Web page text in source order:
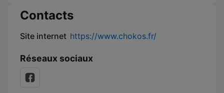
Contacts
Site internet https://www.chokos.fr/
Réseaux sociaux